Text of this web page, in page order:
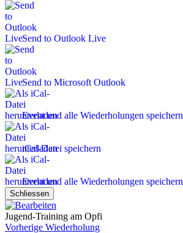
Send to Outlook Live
Send to Microsoft Outlook
Event und alle Wiederholungen speichern
iCal-Datei speichern
Event und alle Wiederholungen speichern
Schliessen
Jugend-Training am Opfi
Vorherige Wiederholung